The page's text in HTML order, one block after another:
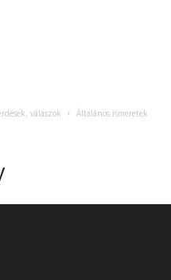
válaszok Általános ismeretek